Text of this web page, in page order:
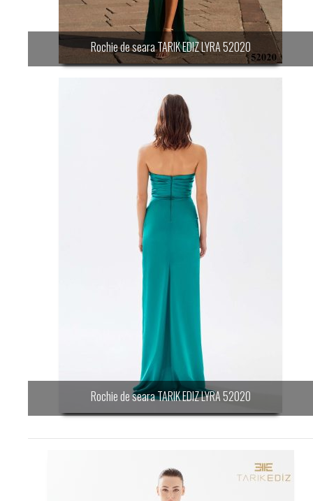
Rochie de seara TARIK EDIZ LYRA 52020
Rochie de seara TARIK EDIZ LYRA 52020